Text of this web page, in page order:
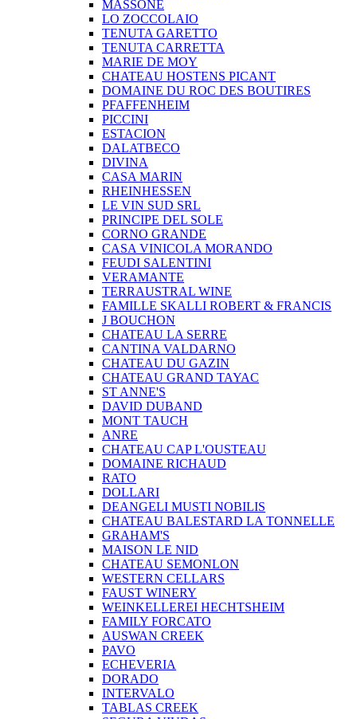
MASSONE
LO ZOCCOLAIO
TENUTA GARETTO
TENUTA CARRETTA
MARIE DE MOY
CHATEAU HOSTENS PICANT
DOMAINE DU ROC DES BOUTIRES
PFAFFENHEIM
PICCINI
ESTACION
DALATBECO
DIVINA
CASA MARIN
RHEINHESSEN
LE VIN SUD SRL
PRINCIPE DEL SOLE
CORNO GRANDE
CASA VINICOLA MORANDO
FEUDI SALENTINI
VERAMANTE
TERRAUSTRAL WINE
FAMILLE SKALLI ROBERT & FRANCIS
J BOUCHON
CHATEAU LA SERRE
CANTINA VALDARNO
CHATEAU DU GAZIN
CHATEAU GRAND TAYAC
ST ANNE'S
DAVID DUBAND
MONT TAUCH
ANRE
CHATEAU CAP L'OUSTEAU
DOMAINE RICHAUD
RATO
DOLLARI
DEANGELI MUSTI NOBILIS
CHATEAU BALESTARD LA TONNELLE
GRAHAM'S
MAISON LE NID
CHATEAU SEMONLON
WESTERN CELLARS
FAUST WINERY
WEINKELLEREI HECHTSHEIM
FAMILY FORCATO
AUSWAN CREEK
PAVO
ECHEVERIA
DORADO
INTERVALO
TABLAS CREEK